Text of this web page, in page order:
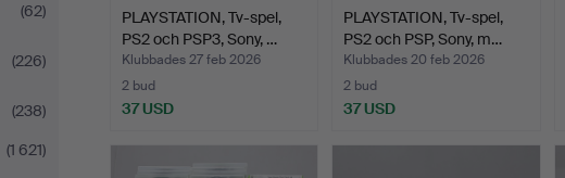
(62)
(226)
(238)
(1 621)
PLAYSTATION, Tv-spel,
PS2 och PSP3, Sony, …
Klubbades 27 feb 2026
2 bud
37 USD
PLAYSTATION, Tv-spel,
PS2 och PSP, Sony, m…
Klubbades 20 feb 2026
2 bud
37 USD